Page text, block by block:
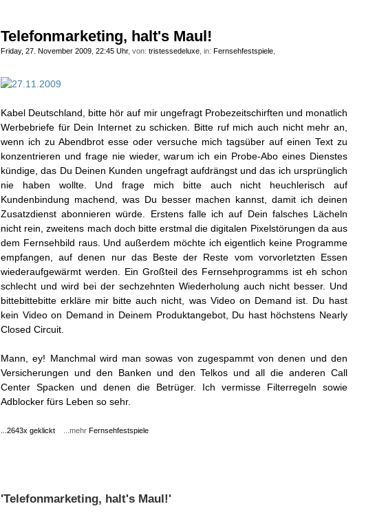
Telefonmarketing, halt's Maul!
Friday, 27. November 2009 22:45 Uhr, von: tristessedeluxe , in: Fernsehfestspiele
Kabel Deutschland, bitte hör auf mir ungefragt Probezeitschirften und monatlich
Werbebriefe für Dein Internet zu schicken. Bitte ruf mich auch nicht mehr an,
wenn ich zu Abendbrot esse oder versuche mich tagsüber auf einen Text zu
konzentrieren und frage nie wieder, warum ich ein Probe-Abo eines Dienstes
kündige, das Du Deinen Kunden ungefragt aufdrängst und das ich ursprünglich
nie haben wollte. Und frage mich bitte auch nicht heuchlerisch auf
Kundenbindung machend, was Du besser machen kannst, damit ich deinen
Zusatzdienst abonnieren würde. Erstens falle ich auf Dein falsches Lächeln
nicht rein, zweitens mach doch bitte erstmal die digitalen Pixelstörungen da aus
dem Fernsehbild raus. Und außerdem möchte ich eigentlich keine Programme
empfangen, auf denen nur das Beste der Reste vom vorvorletzten Essen
wiederaufgewärmt werden. Ein Großteil des Fernsehprogramms ist eh schon
schlecht und wird bei der sechzehnten Wiederholung auch nicht besser. Und
bittebittebitte erkläre mir bitte auch nicht, was Video on Demand ist. Du hast
kein Video on Demand in Deinem Produktangebot, Du hast höchstens Nearly
Closed Circuit.
Mann, ey! Manchmal wird man sowas von zugespammt von denen und den
Versicherungen und den Banken und den Telkos und all die anderen Call
Center Spacken und denen die Betrüger. Ich vermisse Filterregeln sowie
Adblocker fürs Leben so sehr.
...2643x geklickt ...mehr Fernsehfestspiele
'Telefonmarketing, halt's Maul!'